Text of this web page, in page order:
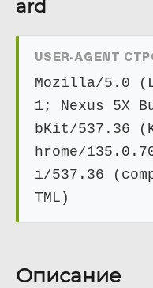
ard
USER-AGENT
Mozilla/5.0
1; Nexus 5X
bKit/537.36
hrome/
i/537.36
TML)
Описание